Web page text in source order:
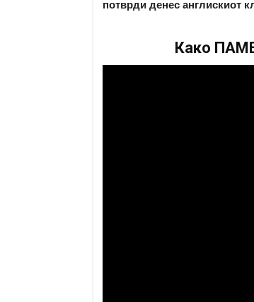
потврди денес англискиот
Како